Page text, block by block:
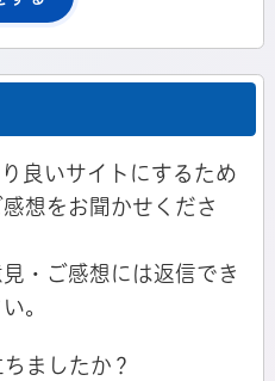
良いサイトにするため
想をお聞かせくださ
・ご感想には返信でき
。
ましたか？